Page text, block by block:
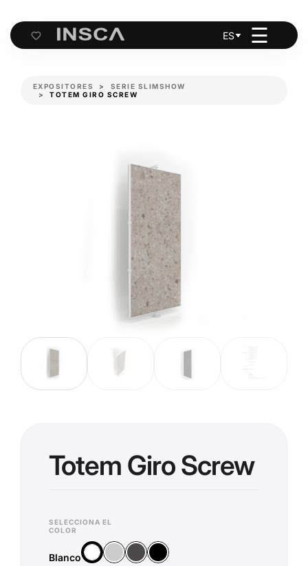
Cart
ES ☰
EXPOSITORES
SERIE SLIMSHOW
TOTEM GIRO SCREW
Totem Giro Screw
SELECCIONA EL
COLOR
Blanco
BlancoPlataAntracitaNegro